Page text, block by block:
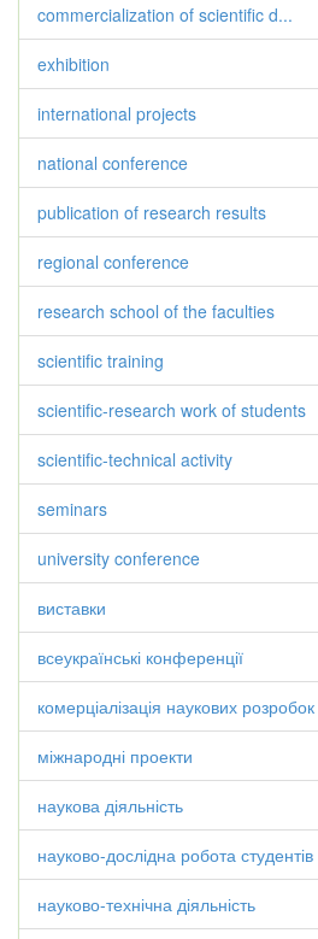
commercialization of scientific d...
exhibition
international projects
national conference
publication of research results
regional conference
research school of the faculties
scientific training
scientific-research work of students
scientific-technical activity
seminars
university conference
виставки
всеукраїнські конференції
комерціалізація наукових розробок
міжнародні проекти
наукова діяльність
науково-дослідна робота студентів
науково-технічна діяльність